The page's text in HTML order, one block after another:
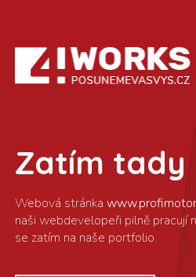
Zatím tady